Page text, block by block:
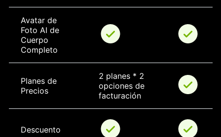
Avatar de
Foto AI de
Cuerpo
Completo
Planes de
Precios
2 planes * 2
opciones de
facturación
Descuento